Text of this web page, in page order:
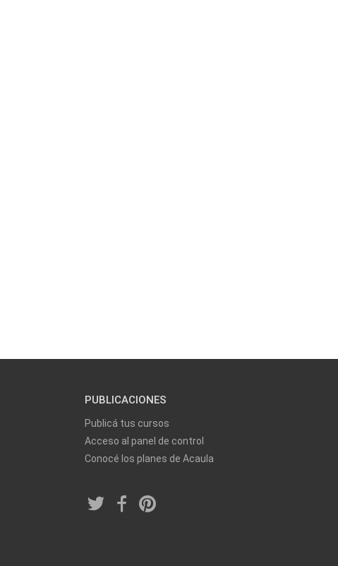
PUBLICACIONES
Publicá tus cursos
Acceso al panel de control
Conocé los planes de Acaula